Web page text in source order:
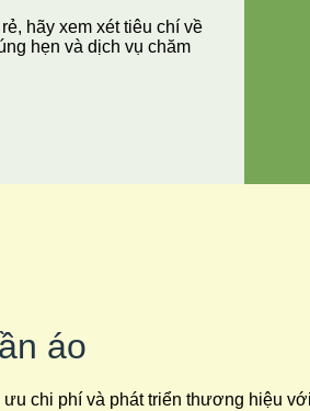
hãy xem xét tiêu chí về
hẹn và dịch vụ chăm
áo
chi phí và phát triển thương hiệu